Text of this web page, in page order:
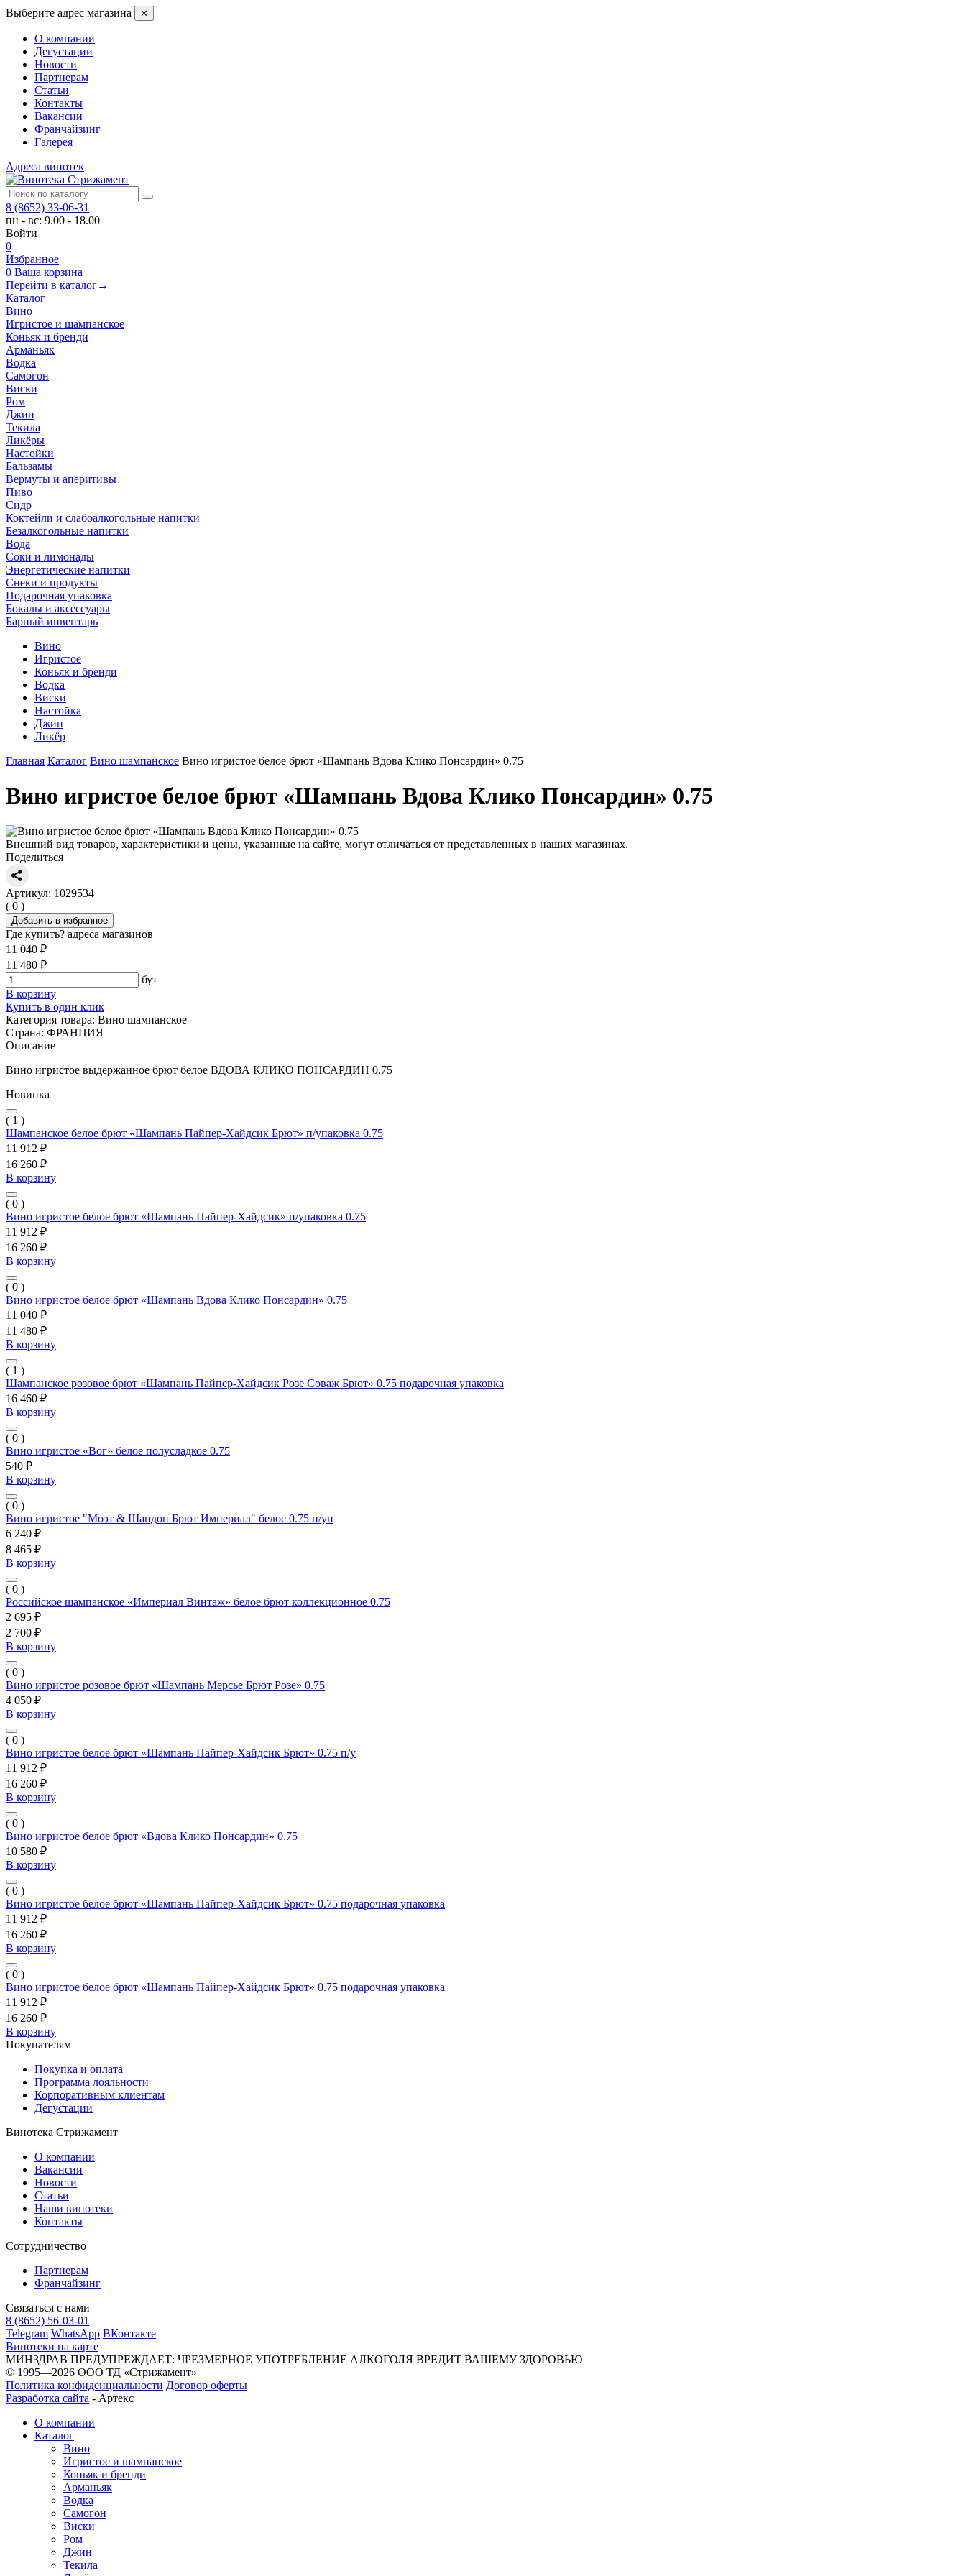
Выберите адрес магазина ✕
О компании
Дегустации
Новости
Партнерам
Статьи
Контакты
Вакансии
Франчайзинг
Галерея
Адреса винотек
8 (8652) 33-06-31
пн - вс: 9.00 - 18.00
Войти
0
Избранное
0 Ваша корзина
Перейти в каталог→
Каталог
Вино
Игристое и шампанское
Коньяк и бренди
Арманьяк
Водка
Самогон
Виски
Ром
Джин
Текила
Ликёры
Настойки
Бальзамы
Вермуты и аперитивы
Пиво
Сидр
Коктейли и слабоалкогольные напитки
Безалкогольные напитки
Вода
Соки и лимонады
Энергетические напитки
Снеки и продукты
Подарочная упаковка
Бокалы и аксессуары
Барный инвентарь
Вино
Игристое
Коньяк и бренди
Водка
Виски
Настойка
Джин
Ликёр
Главная Каталог Вино шампанское Вино игристое белое брют «Шампань Вдова Клико Понсардин» 0.75
Вино игристое белое брют «Шампань Вдова Клико Понсардин» 0.75
Внешний вид товаров, характеристики и цены, указанные на сайте, могут отличаться от представленных в наших магазинах.
Поделиться
Артикул: 1029534
( 0 )
Добавить в избранное
Где купить? адреса магазинов
11 040 ₽
11 480 ₽
бут
В корзину
Купить в один клик
Категория товара: Вино шампанское
Страна: ФРАНЦИЯ
Описание
Вино игристое выдержанное брют белое ВДОВА КЛИКО ПОНСАРДИН 0.75
Новинка
( 1 )
Шампанское белое брют «Шампань Пайпер-Хайдсик Брют» п/упаковка 0.75
11 912 ₽
16 260 ₽
В корзину
( 0 )
Вино игристое белое брют «Шампань Пайпер-Хайдсик» п/упаковка 0.75
11 912 ₽
16 260 ₽
В корзину
( 0 )
Вино игристое белое брют «Шампань Вдова Клико Понсардин» 0.75
11 040 ₽
11 480 ₽
В корзину
( 1 )
Шампанское розовое брют «Шампань Пайпер-Хайдсик Розе Соваж Брют» 0.75 подарочная упаковка
16 460 ₽
В корзину
( 0 )
Вино игристое «Вог» белое полусладкое 0.75
540 ₽
В корзину
( 0 )
Вино игристое "Моэт & Шандон Брют Империал" белое 0.75 п/уп
6 240 ₽
8 465 ₽
В корзину
( 0 )
Российское шампанское «Империал Винтаж» белое брют коллекционное 0.75
2 695 ₽
2 700 ₽
В корзину
( 0 )
Вино игристое розовое брют «Шампань Мерсье Брют Розе» 0.75
4 050 ₽
В корзину
( 0 )
Вино игристое белое брют «Шампань Пайпер-Хайдсик Брют» 0.75 п/у
11 912 ₽
16 260 ₽
В корзину
( 0 )
Вино игристое белое брют «Вдова Клико Понсардин» 0.75
10 580 ₽
В корзину
( 0 )
Вино игристое белое брют «Шампань Пайпер-Хайдсик Брют» 0.75 подарочная упаковка
11 912 ₽
16 260 ₽
В корзину
( 0 )
Вино игристое белое брют «Шампань Пайпер-Хайдсик Брют» 0.75 подарочная упаковка
11 912 ₽
16 260 ₽
В корзину
Покупателям
Покупка и оплата
Программа лояльности
Корпоративным клиентам
Дегустации
Винотека Стрижамент
О компании
Вакансии
Новости
Статьи
Наши винотеки
Контакты
Сотрудничество
Партнерам
Франчайзинг
Связаться с нами
8 (8652) 56-03-01
Telegram WhatsApp ВКонтакте
Винотеки на карте
МИНЗДРАВ ПРЕДУПРЕЖДАЕТ: ЧРЕЗМЕРНОЕ УПОТРЕБЛЕНИЕ АЛКОГОЛЯ ВРЕДИТ ВАШЕМУ ЗДОРОВЬЮ
© 1995—2026 ООО ТД «Стрижамент»
Политика конфиденциальности Договор оферты
Разработка сайта - Артекс
О компании
Каталог
Вино
Игристое и шампанское
Коньяк и бренди
Арманьяк
Водка
Самогон
Виски
Ром
Джин
Текила